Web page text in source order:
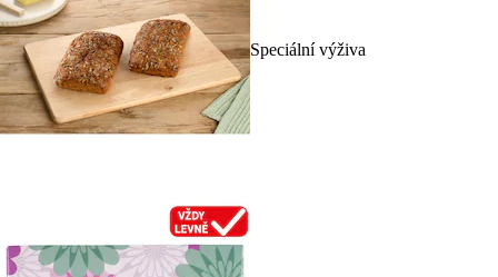
Speciální výživa